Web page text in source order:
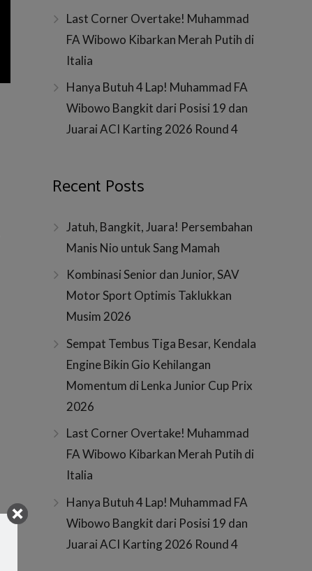
Last Corner Overtake! Muhammad
FA Wibowo Kibarkan Merah Putih di
Italia
Hanya Butuh 4 Lap! Muhammad FA
Wibowo Bangkit dari Posisi 19 dan
Juarai ACI Karting 2026 Round 4
Recent Posts
Jatuh, Bangkit, Juara! Persembahan
Manis Nio untuk Sang Mamah
Kombinasi Senior dan Junior, SAV
Motor Sport Optimis Taklukkan
Musim 2026
Sempat Tembus Tiga Besar, Kendala
Engine Bikin Gio Kehilangan
Momentum di Lenka Junior Cup Prix
2026
Last Corner Overtake! Muhammad
FA Wibowo Kibarkan Merah Putih di
Italia
Hanya Butuh 4 Lap! Muhammad FA
Wibowo Bangkit dari Posisi 19 dan
Juarai ACI Karting 2026 Round 4